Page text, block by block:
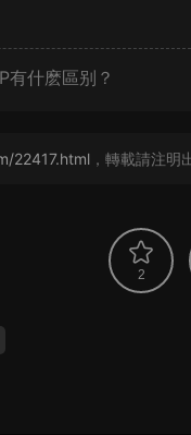
有什麽區别？
22417.html ，轉載請注明
2